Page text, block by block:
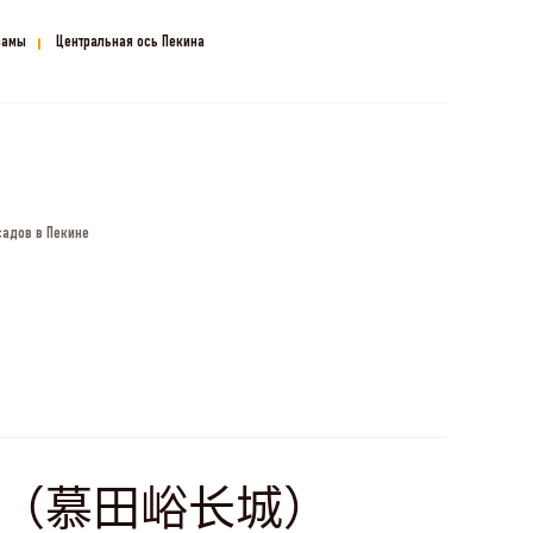
Центральная ось Пекина
в Пекине
（慕田峪长城）